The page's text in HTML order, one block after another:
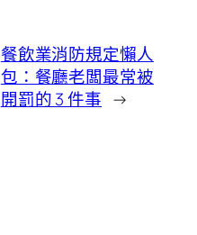
餐飲業消防規定懶人
包：餐廳老闆最常被
開罰的 3 件事 →